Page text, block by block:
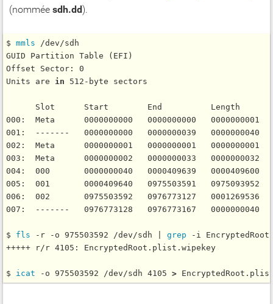
(nommée sdh.dd).
$ mmls /dev/sdh
GUID Partition Table (EFI)
Offset Sector: 0
Units are in 512-byte sectors
Slot      Start        End          Length
000:  Meta      0000000000   0000000000   0000000001
001:  -------   0000000000   0000000039   0000000040
002:  Meta      0000000001   0000000001   0000000001
003:  Meta      0000000002   0000000033   0000000032
004:  000       0000000040   0000409639   0000409600
005:  001       0000409640   0975503591   0975093952
006:  002       0975503592   0976773127   0001269536
007:  -------   0976773128   0976773167   0000000040
$ fls -r -o 975503592 /dev/sdh | grep -i EncryptedRoot
+++++ r/r 4105:	EncryptedRoot.plist.wipekey
$ icat -o 975503592 /dev/sdh 4105 >